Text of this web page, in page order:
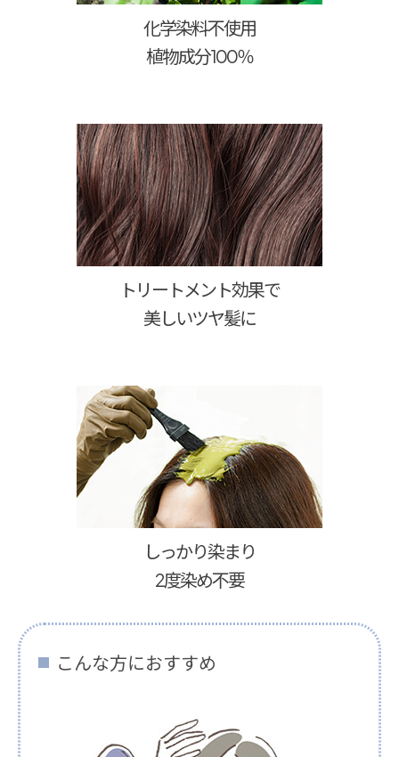
化学染料不使用
植物成分100％
トリートメント効果で
美しいツヤ髪に
しっかり染まり
2度染め不要
こんな方におすすめ